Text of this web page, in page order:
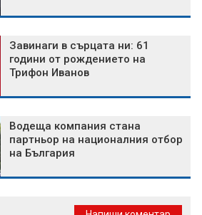
Завинаги в сърцата ни: 61
години от рождението на
Трифон Иванов
Водеща компания стана
партньор на националния отбор
на България